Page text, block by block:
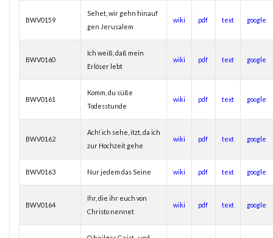
BWV0159
Sehet, wir gehn hinauf
gen Jerusalem
wiki pdf text google
BWV0160
Ich weiß, daß mein
Erlöser lebt
wiki pdf text google
BWV0161
Komm, du süße
Todesstunde
wiki pdf text google
BWV0162
Ach! ich sehe, itzt, da ich
zur Hochzeit gehe
wiki pdf text google
BWV0163 Nur jedem das Seine wiki pdf text google
BWV0164
Ihr, die ihr euch von
Christo nennet
wiki pdf text google